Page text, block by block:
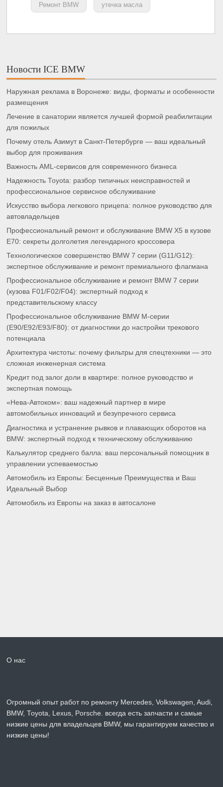
Ремонт BMW утечка масла
Новости ICE BMW
Наружная реклама в Воронеже: виды, форматы и особенности
размещения
Лечение в санатории является лучшей формой реабилитации
для пожилых
Почему отель Азимут в Санкт-Петербурге — ваш идеальный
выбор для проживания
Важность AML-сервисов для современного бизнеса
Надежность Toyota: разбор типичных неисправностей и
профессиональное сервисное обслуживание
Искусство выбора легкового прицепа: полное руководство для
автовладельцев
Профессиональный ремонт и обслуживание BMW X5 в кузове
E70: секреты долголетия легендарного кроссовера
Технологическое совершенство BMW 7 серии (G11/G12):
экспертное обслуживание и ремонт премиального флагмана
Профессиональное обслуживание и ремонт BMW 7 серии
(кузова F01/F02/F04): экспертный подход к
представительскому классу
Профессиональное обслуживание BMW M-серии
(E90/E92/E93/F80): от диагностики до настройки трекового
потенциала
Архитектура чистоты: почему фильтры для спецтехники — это
сложная инженерная система
Кредит под залог доли в квартире: полное руководство и
экспертная помощь
«Нева-Автоком»: ваш надежный партнер в мире
автомобильных инноваций и безупречного сервиса
Диагностика и устранение рывков и плавающих оборотов на
BMW: экспертный подход к техническому обслуживанию
Калькулятор среднего балла: ваш персональный помощник в
управлении успеваемостью
Автомобиль из Европы: Бесценные Преимущества и Ваш
Идеальный Выбор
Автомобиль из Европы на заказ в автосалоне
О нас
Огромный опыт работ по ремонту Mercedes, Volkswagen, Audi,
BMW, Toyota, Lexus, Porsche. всегда есть запчасти и самые
низкие цены для владельцев BMW, мы гарантируем качество и
низкие цены!